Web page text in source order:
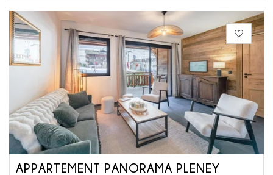
APPARTEMENT PANORAMA PLENEY